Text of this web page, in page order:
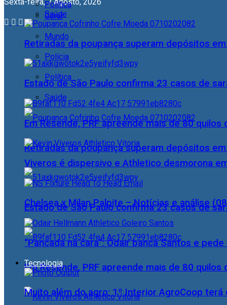
Geral
Mundo
Polícia
Política
Saúde
Retiradas da poupança superam depósitos
Estado de São Paulo confirma 23 casos de
Em Resende, PRF apreende mais de 80 quilos
Política
Saúde
Retiradas da poupança superam depósitos
Estado de São Paulo confirma 23 casos de
Em Resende, PRF apreende mais de 80 quilos
Viveros é dispersivo e Athletico desmorona
Chelsea x Milan Palpite – Notícias e análise
“Pancada na cara”: Odair banca Santos e
Tecnologia
Muito além do agro: 1º Interior AgroCoop